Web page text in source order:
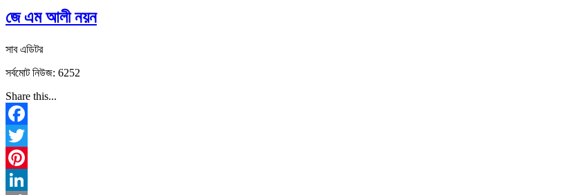
জে এম আলী নয়ন
সাব এডিটর
সর্বমোট নিউজ: 6252
Share this...
Facebook
Twitter
Pinterest